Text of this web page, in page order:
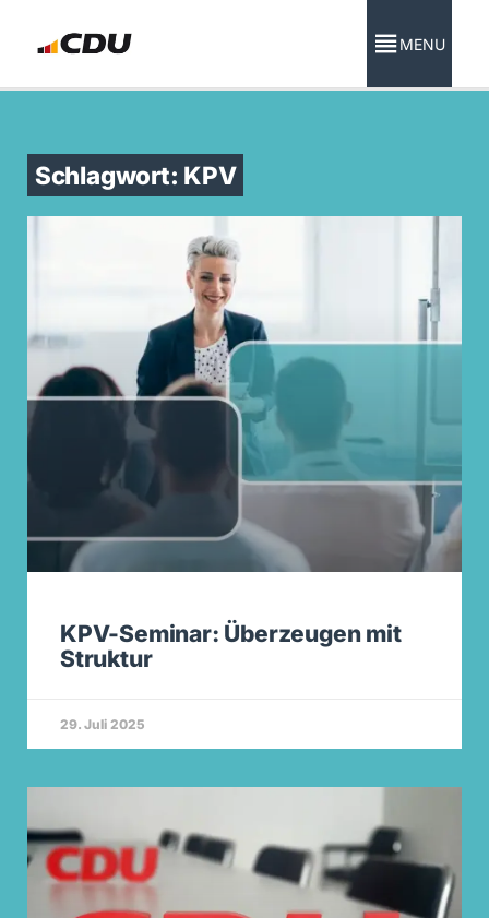
MENU
Schlagwort: KPV
KPV-Seminar: Überzeugen mit
Struktur
29. Juli 2025